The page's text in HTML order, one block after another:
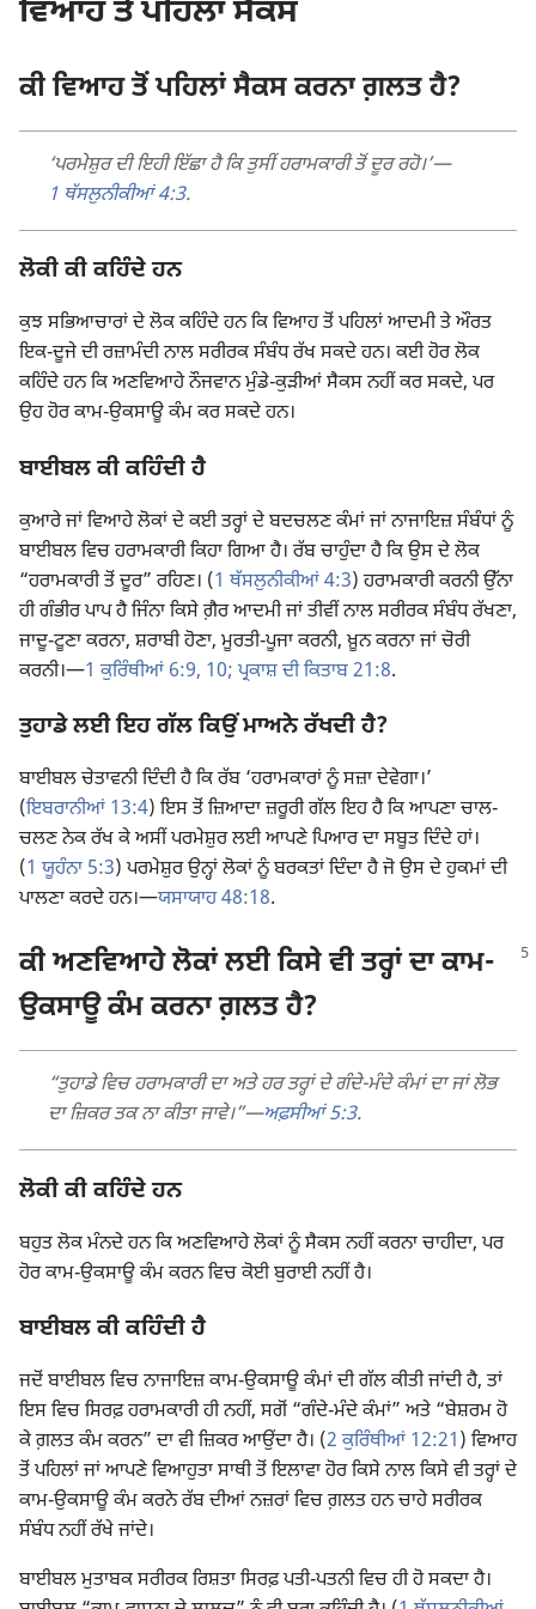
ਵਿਆਹ ਤੋਂ ਪਹਿਲਾਂ ਸੈਕਸ
ਕੀ ਵਿਆਹ ਤੋਂ ਪਹਿਲਾਂ ਸੈਕਸ ਕਰਨਾ ਗ਼ਲਤ ਹੈ?
‘ਪਰਮੇਸ਼ੁਰ ਦੀ ਇਹੀ ਇੱਛਾ ਹੈ ਕਿ ਤੁਸੀਂ ਹਰਾਮਕਾਰੀ ਤੋਂ ਦੂਰ ਰਹੋ।’​—
1 ਥੱਸਲੁਨੀਕੀਆਂ 4:3.
ਲੋਕੀ ਕੀ ਕਹਿੰਦੇ ਹਨ
ਕੁਝ ਸਭਿਆਚਾਰਾਂ ਦੇ ਲੋਕ ਕਹਿੰਦੇ ਹਨ ਕਿ ਵਿਆਹ ਤੋਂ ਪਹਿਲਾਂ ਆਦਮੀ ਤੇ ਔਰਤ
ਇਕ-ਦੂਜੇ ਦੀ ਰਜ਼ਾਮੰਦੀ ਨਾਲ ਸਰੀਰਕ ਸੰਬੰਧ ਰੱਖ ਸਕਦੇ ਹਨ। ਕਈ ਹੋਰ ਲੋਕ
ਕਹਿੰਦੇ ਹਨ ਕਿ ਅਣਵਿਆਹੇ ਨੌਜਵਾਨ ਮੁੰਡੇ-ਕੁੜੀਆਂ ਸੈਕਸ ਨਹੀਂ ਕਰ ਸਕਦੇ, ਪਰ
ਉਹ ਹੋਰ ਕਾਮ-ਉਕਸਾਊ ਕੰਮ ਕਰ ਸਕਦੇ ਹਨ।
ਬਾਈਬਲ ਕੀ ਕਹਿੰਦੀ ਹੈ
ਕੁਆਰੇ ਜਾਂ ਵਿਆਹੇ ਲੋਕਾਂ ਦੇ ਕਈ ਤਰ੍ਹਾਂ ਦੇ ਬਦਚਲਣ ਕੰਮਾਂ ਜਾਂ ਨਾਜਾਇਜ਼ ਸੰਬੰਧਾਂ ਨੂੰ
ਬਾਈਬਲ ਵਿਚ ਹਰਾਮਕਾਰੀ ਕਿਹਾ ਗਿਆ ਹੈ। ਰੱਬ ਚਾਹੁੰਦਾ ਹੈ ਕਿ ਉਸ ਦੇ ਲੋਕ
“ਹਰਾਮਕਾਰੀ ਤੋਂ ਦੂਰ” ਰਹਿਣ। (1 ਥੱਸਲੁਨੀਕੀਆਂ 4:3) ਹਰਾਮਕਾਰੀ ਕਰਨੀ ਉੱਨਾ
ਹੀ ਗੰਭੀਰ ਪਾਪ ਹੈ ਜਿੰਨਾ ਕਿਸੇ ਗ਼ੈਰ ਆਦਮੀ ਜਾਂ ਤੀਵੀਂ ਨਾਲ ਸਰੀਰਕ ਸੰਬੰਧ ਰੱਖਣਾ,
ਜਾਦੂ-ਟੂਣਾ ਕਰਨਾ, ਸ਼ਰਾਬੀ ਹੋਣਾ, ਮੂਰਤੀ-ਪੂਜਾ ਕਰਨੀ, ਖ਼ੂਨ ਕਰਨਾ ਜਾਂ ਚੋਰੀ
ਕਰਨੀ।​—1 ਕੁਰਿੰਥੀਆਂ 6:9, 10; ਪ੍ਰਕਾਸ਼ ਦੀ ਕਿਤਾਬ 21:8.
ਤੁਹਾਡੇ ਲਈ ਇਹ ਗੱਲ ਕਿਉਂ ਮਾਅਨੇ ਰੱਖਦੀ ਹੈ?
ਬਾਈਬਲ ਚੇਤਾਵਨੀ ਦਿੰਦੀ ਹੈ ਕਿ ਰੱਬ ‘ਹਰਾਮਕਾਰਾਂ ਨੂੰ ਸਜ਼ਾ ਦੇਵੇਗਾ।’
(ਇਬਰਾਨੀਆਂ 13:4) ਇਸ ਤੋਂ ਜ਼ਿਆਦਾ ਜ਼ਰੂਰੀ ਗੱਲ ਇਹ ਹੈ ਕਿ ਆਪਣਾ ਚਾਲ-
ਚਲਣ ਨੇਕ ਰੱਖ ਕੇ ਅਸੀਂ ਪਰਮੇਸ਼ੁਰ ਲਈ ਆਪਣੇ ਪਿਆਰ ਦਾ ਸਬੂਤ ਦਿੰਦੇ ਹਾਂ।
(1 ਯੂਹੰਨਾ 5:3) ਪਰਮੇਸ਼ੁਰ ਉਨ੍ਹਾਂ ਲੋਕਾਂ ਨੂੰ ਬਰਕਤਾਂ ਦਿੰਦਾ ਹੈ ਜੋ ਉਸ ਦੇ ਹੁਕਮਾਂ ਦੀ
ਪਾਲਣਾ ਕਰਦੇ ਹਨ।​—ਯਸਾਯਾਹ 48:18.
ਕੀ ਅਣਵਿਆਹੇ ਲੋਕਾਂ ਲਈ ਕਿਸੇ ਵੀ ਤਰ੍ਹਾਂ ਦਾ ਕਾਮ-
ਉਕਸਾਊ ਕੰਮ ਕਰਨਾ ਗ਼ਲਤ ਹੈ?
“ਤੁਹਾਡੇ ਵਿਚ ਹਰਾਮਕਾਰੀ ਦਾ ਅਤੇ ਹਰ ਤਰ੍ਹਾਂ ਦੇ ਗੰਦੇ-ਮੰਦੇ ਕੰਮਾਂ ਦਾ ਜਾਂ ਲੋਭ
ਦਾ ਜ਼ਿਕਰ ਤਕ ਨਾ ਕੀਤਾ ਜਾਵੇ।”​—ਅਫ਼ਸੀਆਂ 5:3.
ਲੋਕੀ ਕੀ ਕਹਿੰਦੇ ਹਨ
ਬਹੁਤ ਲੋਕ ਮੰਨਦੇ ਹਨ ਕਿ ਅਣਵਿਆਹੇ ਲੋਕਾਂ ਨੂੰ ਸੈਕਸ ਨਹੀਂ ਕਰਨਾ ਚਾਹੀਦਾ, ਪਰ
ਹੋਰ ਕਾਮ-ਉਕਸਾਊ ਕੰਮ ਕਰਨ ਵਿਚ ਕੋਈ ਬੁਰਾਈ ਨਹੀਂ ਹੈ।
ਬਾਈਬਲ ਕੀ ਕਹਿੰਦੀ ਹੈ
ਜਦੋਂ ਬਾਈਬਲ ਵਿਚ ਨਾਜਾਇਜ਼ ਕਾਮ-ਉਕਸਾਊ ਕੰਮਾਂ ਦੀ ਗੱਲ ਕੀਤੀ ਜਾਂਦੀ ਹੈ, ਤਾਂ
ਇਸ ਵਿਚ ਸਿਰਫ਼ ਹਰਾਮਕਾਰੀ ਹੀ ਨਹੀਂ, ਸਗੋਂ “ਗੰਦੇ-ਮੰਦੇ ਕੰਮਾਂ” ਅਤੇ “ਬੇਸ਼ਰਮ ਹੋ
ਕੇ ਗ਼ਲਤ ਕੰਮ ਕਰਨ” ਦਾ ਵੀ ਜ਼ਿਕਰ ਆਉਂਦਾ ਹੈ। (2 ਕੁਰਿੰਥੀਆਂ 12:21) ਵਿਆਹ
ਤੋਂ ਪਹਿਲਾਂ ਜਾਂ ਆਪਣੇ ਵਿਆਹੁਤਾ ਸਾਥੀ ਤੋਂ ਇਲਾਵਾ ਹੋਰ ਕਿਸੇ ਨਾਲ ਕਿਸੇ ਵੀ ਤਰ੍ਹਾਂ ਦੇ
ਕਾਮ-ਉਕਸਾਊ ਕੰਮ ਕਰਨੇ ਰੱਬ ਦੀਆਂ ਨਜ਼ਰਾਂ ਵਿਚ ਗ਼ਲਤ ਹਨ ਚਾਹੇ ਸਰੀਰਕ
ਸੰਬੰਧ ਨਹੀਂ ਰੱਖੇ ਜਾਂਦੇ।
ਬਾਈਬਲ ਮੁਤਾਬਕ ਸਰੀਰਕ ਰਿਸ਼ਤਾ ਸਿਰਫ਼ ਪਤੀ-ਪਤਨੀ ਵਿਚ ਹੀ ਹੋ ਸਕਦਾ ਹੈ।